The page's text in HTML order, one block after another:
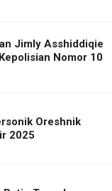
Jimly Asshiddiqie
Nomor 10
Oreshnik
2025